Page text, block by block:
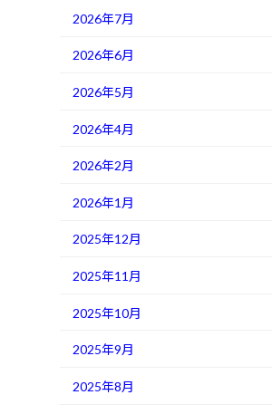
2026年7月
2026年6月
2026年5月
2026年4月
2026年2月
2026年1月
2025年12月
2025年11月
2025年10月
2025年9月
2025年8月